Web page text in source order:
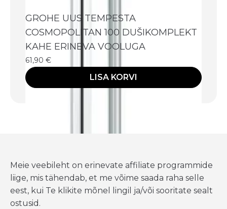
GROHE UUS TEMPESTA
COSMOPOLITAN 100 DUŠIKOMPLEKT
KAHE ERINEVA VOOLUGA
61,90 €
LISA KORVI
Meie veebileht on erinevate affiliate programmide
liige, mis tähendab, et me võime saada raha selle
eest, kui Te klikite mõnel lingil ja/või sooritate sealt
ostusid.